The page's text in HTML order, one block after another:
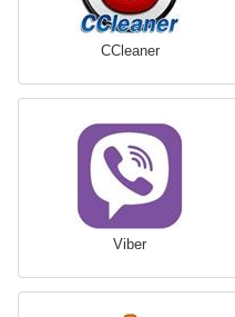
CCleaner
Viber